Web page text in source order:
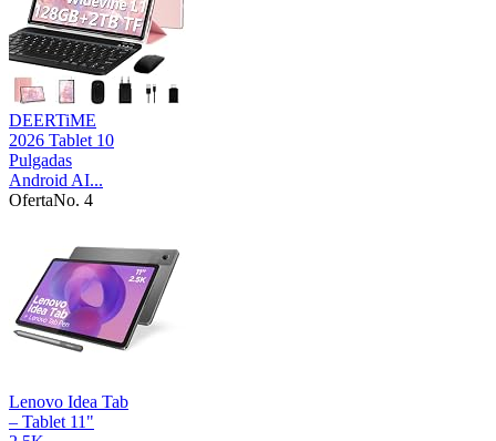
DEERTiME
2026 Tablet 10
Pulgadas
Android AI...
OfertaNo. 4
Lenovo Idea Tab
– Tablet 11"